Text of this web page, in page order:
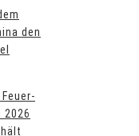
den
2026